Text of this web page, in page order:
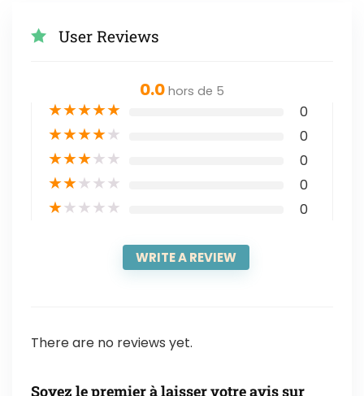
User Reviews
0.0 hors de 5
★★★★★ 0
★★★★★ 0
★★★★★ 0
★★★★★ 0
★★★★★ 0
WRITE A REVIEW
There are no reviews yet.
Soyez le premier à laisser votre avis sur